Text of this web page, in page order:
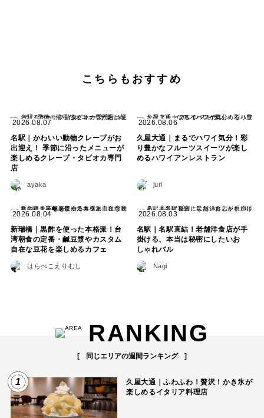
こちらもおすすめ
2026.08.07
名駅｜かわいい動物クレープがお
出迎え！ 季節に沿ったメニューが
楽しめるクレープ・タピオカ専門
店
ayaka
2026.08.06
久屋大通｜まるでハワイ気分！彩
り豊かなフルーツスイーツが楽し
めるハワイアンレストラン
juri
2026.08.04
新瑞橋｜黒酢を使った本格派！台
湾朝食の定番・鹹豆漿やカスタム
自在な豆花を楽しめるカフェ
はらぺこえりむし
2026.08.03
名駅｜名駅直結！老舗洋食店が手
掛ける、本当は秘密にしたいお
しゃれバル
Nagi
RANKING
同じエリアの週間ランキング
1
久屋大通｜ふわふわ！贅沢！かき氷が
楽しめるイタリア料理店